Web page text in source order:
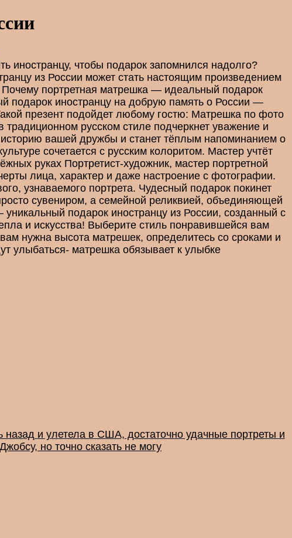
иностранцу, чтобы подарок запомнился надолго?
из России может стать настоящим произведением
портретная матрешка — идеальный подарок
подарок иностранцу на добрую память о России —
презент подойдет любому гостю: Матрешка по фото
русском стиле подчеркнет уважение и
вашей дружбы и станет тёплым напоминанием о
сочетается с русским колоритом. Мастер учтёт
руках Портретист-художник, мастер портретной
лица, характер и даже настроение с фотографии.
узнаваемого портрета. Чудесный подарок покинет
сувениром, а семейной реликвией, объединяющей
подарок иностранцу из России, созданный с
и искусства! Выберите стиль понравившейся вам
нужна высота матрешек, определитесь со сроками и
улыбаться- матрешка обязывает к улыбке
назад и улетела в США, достаточно удачные портреты и
но точно сказать не могу